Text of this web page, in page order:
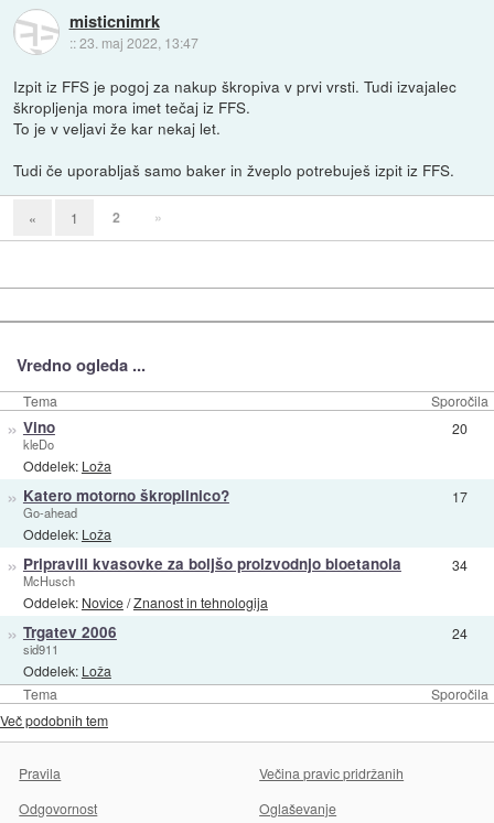
misticnimrk
::23. maj 2022, 13:47
Izpit iz FFS je pogoj za nakup škropiva v prvi vrsti. Tudi izvajalec
škropljenja mora imet tečaj iz FFS.
To je v veljavi že kar nekaj let.
Tudi če uporabljaš samo baker in žveplo potrebuješ izpit iz FFS.
« 1 2 »
Vredno ogleda ...
Tema Sporočila
Tema Sporočila
» Vino
kleDo
Oddelek: Loža
20
» Katero motorno škropilnico?
Go-ahead
Oddelek: Loža
17
» Pripravili kvasovke za boljšo proizvodnjo bioetanola
McHusch
Oddelek: Novice/Znanost in tehnologija
34
» Trgatev 2006
sid911
Oddelek: Loža
24
Več podobnih tem
Pravila
Večina pravic pridržanih
Odgovornost
Oglaševanje